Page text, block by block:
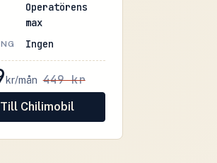
Operatörens
max
Ingen
kr/mån 449 kr
Till Chilimobil